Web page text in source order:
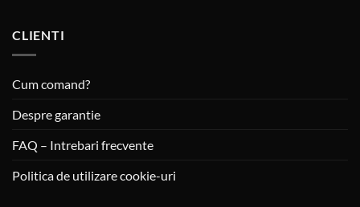
CLIENTI
Cum comand?
Despre garantie
FAQ – Intrebari frecvente
Politica de utilizare cookie-uri